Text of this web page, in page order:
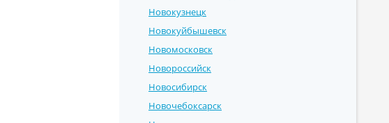
Новокузнецк
Новокуйбышевск
Новомосковск
Новороссийск
Новосибирск
Новочебоксарск